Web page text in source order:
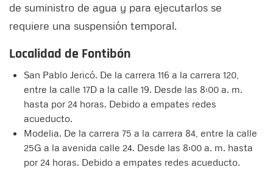
de suministro de agua y para ejecutarlos se
requiere una suspensión temporal.
Localidad de Fontibón
San Pablo Jericó. De la carrera 116 a la carrera 120,
entre la calle 17D a la calle 19. Desde las 8:00 a. m.
hasta por 24 horas. Debido a empates redes
acueducto.
Modelia. De la carrera 75 a la carrera 84, entre la calle
25G a la avenida calle 24. Desde las 8:00 a. m. hasta
por 24 horas. Debido a empates redes acueducto.